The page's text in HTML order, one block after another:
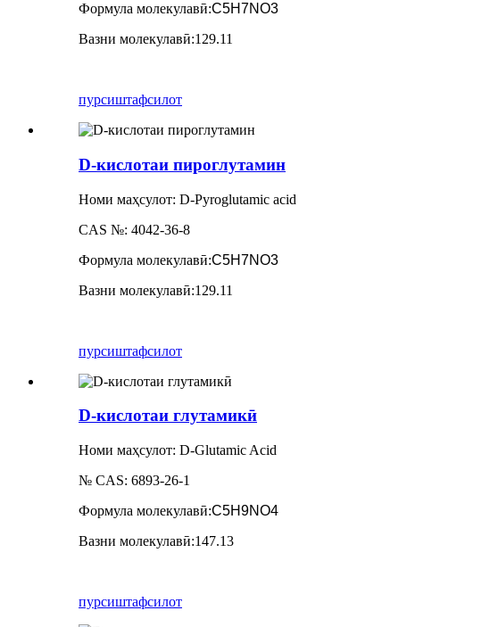
Формула молекулавӣ:C5H7NO3
Вазни молекулавӣ:129.11
пурсиштафсилот
D-кислотаи пироглутамин
Номи маҳсулот: D-Pyroglutamic acid
CAS №: 4042-36-8
Формула молекулавӣ:C5H7NO3
Вазни молекулавӣ:129.11
пурсиштафсилот
D-кислотаи глутамикӣ
Номи маҳсулот: D-Glutamic Acid
№ CAS: 6893-26-1
Формула молекулавӣ:C5H9NO4
Вазни молекулавӣ:147.13
пурсиштафсилот